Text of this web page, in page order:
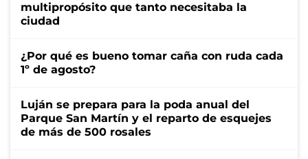
multipropósito que tanto necesitaba la
ciudad
¿Por qué es bueno tomar caña con ruda cada
1º de agosto?
Luján se prepara para la poda anual del
Parque San Martín y el reparto de esquejes
de más de 500 rosales